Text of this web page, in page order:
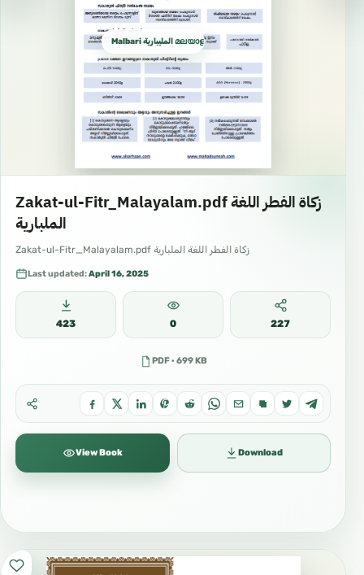
Malbari المليبارية മലയാളം المليالم
Zakat-ul-Fitr_Malayalam.pdf زكاة الفطر اللغة
الملبارية
Zakat-ul-Fitr_Malayalam.pdf زكاة الفطر اللغة الملبارية
Last updated:April 16, 2025
423 0 227
PDF · 699 KB
View Book Download